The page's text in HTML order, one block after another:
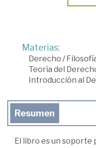
Materias:
Derecho /
Teoría del
Introducción al
Resumen
El libro es un soporte